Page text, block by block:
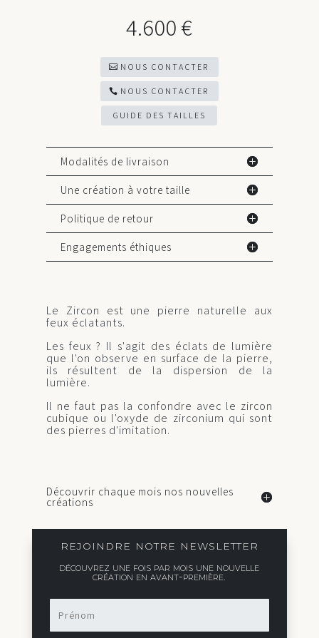
4.600€
NOUS CONTACTER
NOUS CONTACTER
GUIDE DES TAILLES
Modalités de livraison
Une création à votre taille
Politique de retour
Engagements éthiques
Le Zircon est une pierre naturelle aux
feux éclatants.
Les feux ? Il s'agit des éclats de lumière
que l'on observe en surface de la pierre,
ils résultent de la dispersion de la
lumière.
Il ne faut pas la confondre avec le zircon
cubique ou l'oxyde de zirconium qui sont
des pierres d'imitation.
Découvrir chaque mois nos nouvelles
créations
rejoindre notre newsletter
découvrez une fois par mois une nouvelle
création en avant-première.